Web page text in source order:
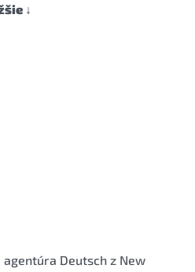
↓
Deutsch z New